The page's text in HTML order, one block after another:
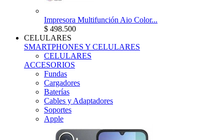
Impresora Multifunción Aio Color...
$ 498.500
CELULARES
SMARTPHONES Y CELULARES
CELULARES
ACCESORIOS
Fundas
Cargadores
Baterías
Cables y Adaptadores
Soportes
Apple